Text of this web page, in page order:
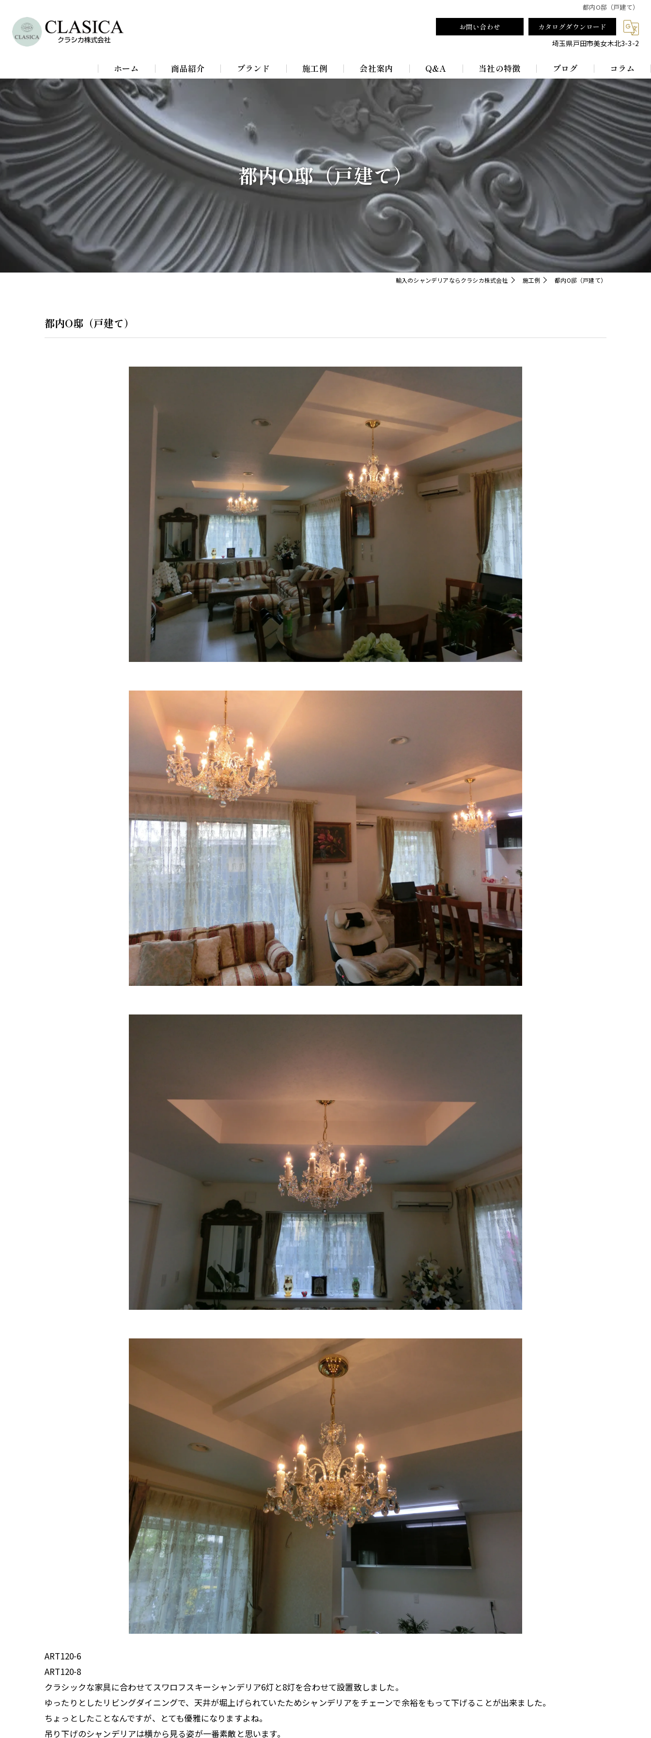
都内O邸（戸建て）
お問い合わせ
カタログダウンロード
埼玉県戸田市美女木北3-3-2
ホーム 商品紹介
シャンデリア
シーリングライト
スタンドライト
ブラケットライト
ペンダントライト
門灯
ブランド
Bohemian Chandeliers
Murano Blown Glass
William Morris lamps
Toile De Jouy Lamps
Orla Kiely Lamps
施工例 会社案内 Q&A 当社の特徴
テーブルランプ
ランプシェード
真鍮
レトロ
クリスタル
ブログ コラム
都内O邸（戸建て）
輸入のシャンデリアならクラシカ株式会社 施工例 都内O邸（戸建て）
都内O邸（戸建て）
ART120-6
ART120-8
クラシックな家具に合わせてスワロフスキーシャンデリア6灯と8灯を合わせて設置致しました。
ゆったりとしたリビングダイニングで、天井が堀上げられていたためシャンデリアをチェーンで余裕をもって下げることが出来ました。
ちょっとしたことなんですが、とても優雅になりますよね。
吊り下げのシャンデリアは横から見る姿が一番素敵と思います。